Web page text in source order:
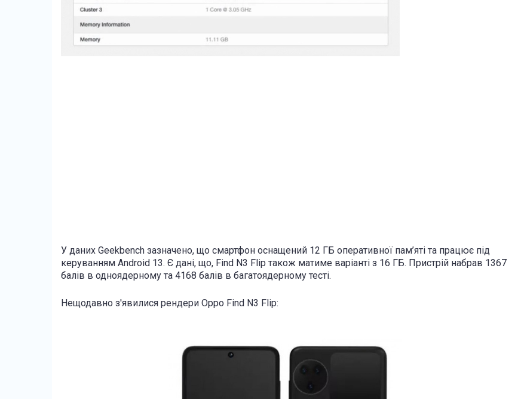
У даних Geekbench зазначено, що смартфон оснащений 12 ГБ оперативної пам’яті та працює під
керуванням Android 13. Є дані, що, Find N3 Flip також матиме варіанті з 16 ГБ. Пристрій набрав 1367
балів в одноядерному та 4168 балів в багатоядерному тесті.
Нещодавно з'явилися рендери Oppo Find N3 Flip: